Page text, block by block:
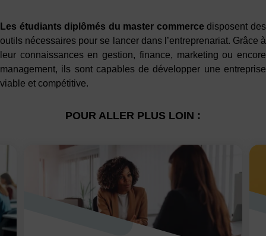
Les étudiants diplômés du master commerce disposent des
outils nécessaires pour se lancer dans l’entreprenariat. Grâce à
leur connaissances en gestion, finance, marketing ou encore
management, ils sont capables de développer une entreprise
viable et compétitive.
POUR ALLER PLUS LOIN :